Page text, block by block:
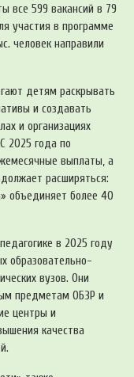
все 599 вакансий в 79
участия в программе
человек направили
детям раскрывать
и создавать
и организациях
2025 года по
выплаты, а
расширяться:
объединяет более 40
в 2025 году
образовательно-
вузов. Они
предметам ОБЗР и
центры и
качества